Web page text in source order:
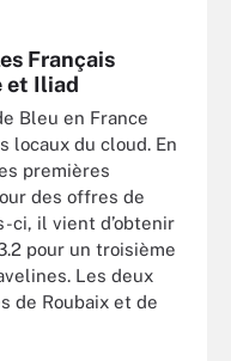
Français
et Iliad
Bleu en France
locaux du cloud. En
premières
des offres de
ci, il vient d’obtenir
pour un troisième
Les deux
de Roubaix et de